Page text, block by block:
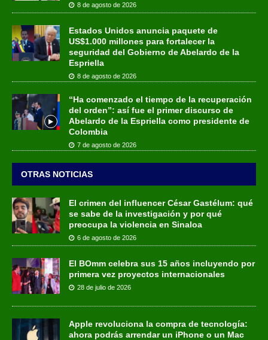
8 de agosto de 2026
Estados Unidos anuncia paquete de
US$1.000 millones para fortalecer la
seguridad del Gobierno de Abelardo de la
Espriella
8 de agosto de 2026
“Ha comenzado el tiempo de la recuperación
del orden”: así fue el primer discurso de
Abelardo de la Espriella como presidente de
Colombia
7 de agosto de 2026
OTRAS NOTICIAS
El crimen del influencer César Gastélum: qué
se sabe de la investigación y por qué
preocupa la violencia en Sinaloa
6 de agosto de 2026
El BOmm celebra sus 15 años incluyendo por
primera vez proyectos internacionales
28 de julio de 2026
Apple revoluciona la compra de tecnología:
ahora podrás arrendar un iPhone o un Mac